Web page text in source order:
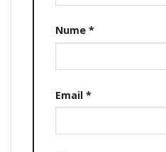
Nume *
Email *